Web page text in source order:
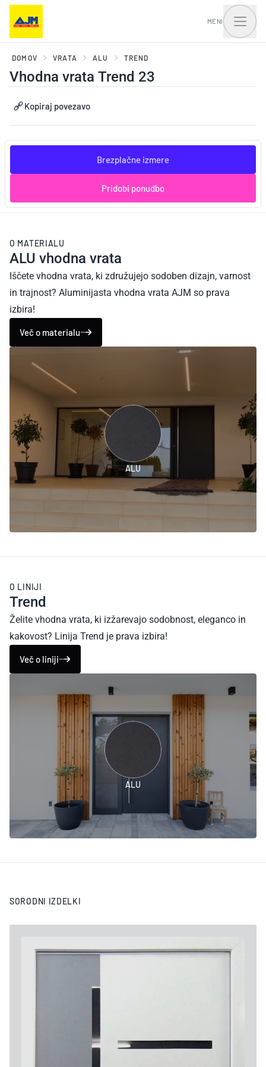
MENI
Okna, balkonska vrata
in drsni sistemi
DOMOV VRATA ALU TREND
Vhodna vrata Trend 23
Kopiraj povezavo
Brezplačne izmere
Pridobi ponudbo
O MATERIALU
ALU vhodna vrata
Iščete vhodna vrata, ki združujejo sodoben dizajn, varnost
in trajnost? Aluminijasta vhodna vrata AJM so prava
izbira!
Več o materialu
ALU
O LINIJI
Trend
Želite vhodna vrata, ki izžarevajo sodobnost, eleganco in
kakovost? Linija Trend je prava izbira!
Več o liniji
ALU
SORODNI IZDELKI